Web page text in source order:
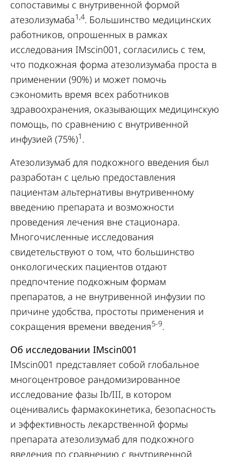
сопоставимы с внутривенной формой
атезолизумаба1,4. Большинство медицинских
работников, опрошенных в рамках
исследования IMscin001, согласились с тем,
что подкожная форма атезолизумаба проста в
применении (90%) и может помочь
сэкономить время всех работников
здравоохранения, оказывающих медицинскую
помощь, по сравнению с внутривенной
инфузией (75%)1 .
Атезолизумаб для подкожного введения был
разработан с целью предоставления
пациентам альтернативы внутривенному
введению препарата и возможности
проведения лечения вне стационара.
Многочисленные исследования
свидетельствуют о том, что большинство
онкологических пациентов отдают
предпочтение подкожным формам
препаратов, а не внутривенной инфузии по
причине удобства, простоты применения и
сокращения времени введения5-9.
Об исследовании IMscin001
IMscin001 представляет собой глобальное
многоцентровое рандомизированное
исследование фазы Ib/III, в котором
оценивались фармакокинетика, безопасность
и эффективность лекарственной формы
препарата атезолизумаб для подкожного
введения по сравнению с внутривенной